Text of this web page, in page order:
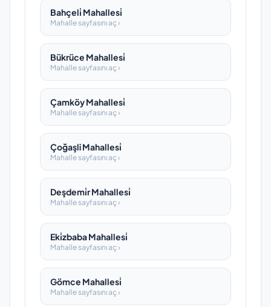
Bahçeli̇ Mahallesi̇
Mahalle sayfasını aç ›
Bükrüce Mahallesi̇
Mahalle sayfasını aç ›
Çamköy Mahallesi̇
Mahalle sayfasını aç ›
Çoğaşli Mahallesi̇
Mahalle sayfasını aç ›
Deşdemi̇r Mahallesi̇
Mahalle sayfasını aç ›
Eki̇zbaba Mahallesi̇
Mahalle sayfasını aç ›
Gömce Mahallesi̇
Mahalle sayfasını aç ›